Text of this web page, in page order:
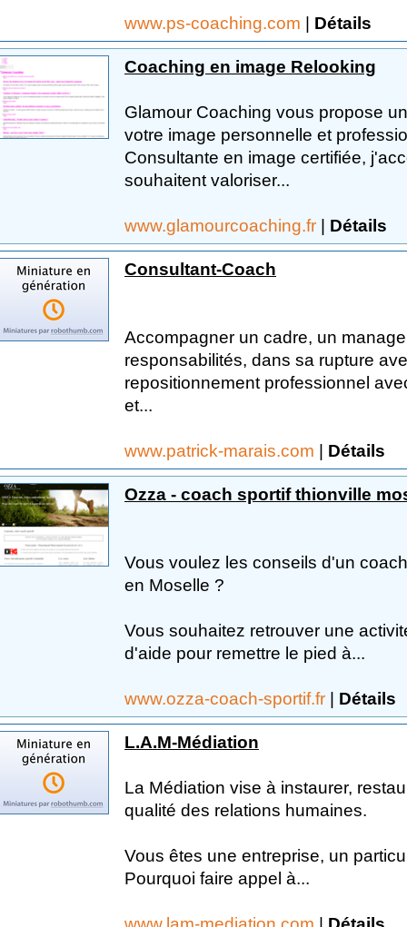
www.ps-coaching.com | Détails
Coaching en image Relooking
Glamour Coaching vous propose
votre image personnelle et
Consultante en image certifiée,
souhaitent valoriser...
www.glamourcoaching.fr | Détails
Consultant-Coach
Accompagner un cadre, un
responsabilités, dans sa rupture
repositionnement professionnel
et...
www.patrick-marais.com | Détails
Ozza - coach sportif thionville
Vous voulez les conseils d'un
en Moselle ?
Vous souhaitez retrouver une
d'aide pour remettre le pied à...
www.ozza-coach-sportif.fr | Détails
L.A.M-Médiation
La Médiation vise à instaurer,
qualité des relations humaines.
Vous êtes une entreprise, un
Pourquoi faire appel à...